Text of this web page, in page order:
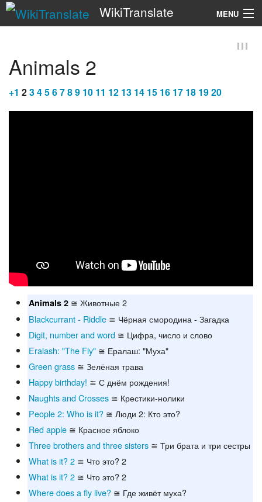
WikiTranslate MENU
Animals 2
+1 23456789 10 11 12 13 14 15 16 17 18 1920
Animals 2 ≅ Животные 2
Blackcurrant - Riddle ≅ Чёрная смородина - Загадка
Digit, number and word ≅ Цифра, число и слово
Eralash: "The Fly" ≅ Ералаш: "Муха"
Green grass ≅ Зелёная трава
Happy birthday! ≅ С днём рождения!
Naughts and Crosses ≅ Крестики-нолики
People 2: Who is it? ≅ Люди 2: Кто это?
Red apple ≅ Красное яблоко
Three brothers and three sisters ≅ Три брата и три сестры
What is it? 2 ≅ Что это? 2
What is it? 2 ≅ Что это? 2
Where does a fly live? ≅ Где живёт муха?